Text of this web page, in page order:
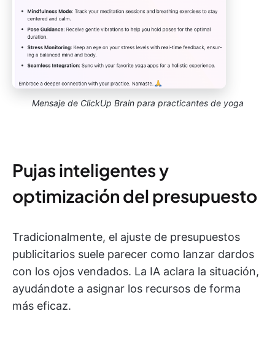
Mensaje de ClickUp Brain para practicantes de yoga
Pujas inteligentes y
optimización del presupuesto
Tradicionalmente, el ajuste de presupuestos
publicitarios suele parecer como lanzar dardos
con los ojos vendados. La IA aclara la situación,
ayudándote a asignar los recursos de forma
más eficaz.